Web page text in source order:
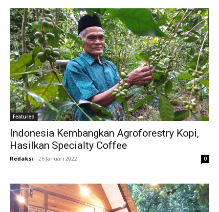
Featured
Indonesia Kembangkan Agroforestry Kopi,
Hasilkan Specialty Coffee
Redaksi - 26 Januari 2022 0